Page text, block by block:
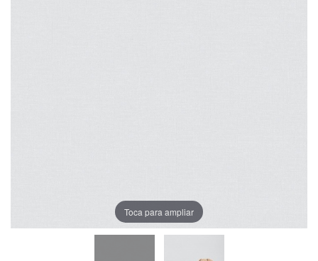
Toca para ampliar